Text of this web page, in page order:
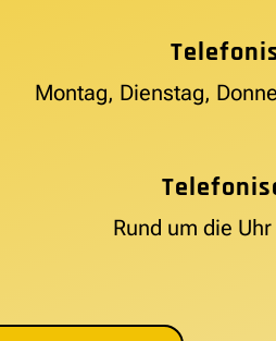
Montag, Dienstag,
Rund um die